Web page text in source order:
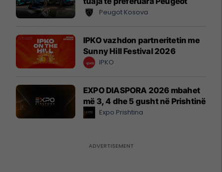
Peugot Kosova
IPKO vazhdon partneritetin me
Sunny Hill Festival 2026
IPKO
EXPO DIASPORA 2026 mbahet
më 3, 4 dhe 5 gusht në Prishtinë
Expo Prishtina